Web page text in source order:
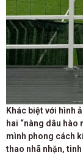
Khác biệt với hình
hai “nàng dâu hào
mình phong cách
thao nhã nhặn,